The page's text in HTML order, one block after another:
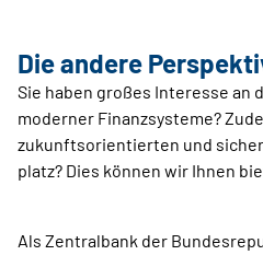
Die andere
Sie haben großes Interesse an
moderner Finanzsysteme?
zukunftsorientierten und
platz? Dies können wir Ihnen
Als Zentralbank der